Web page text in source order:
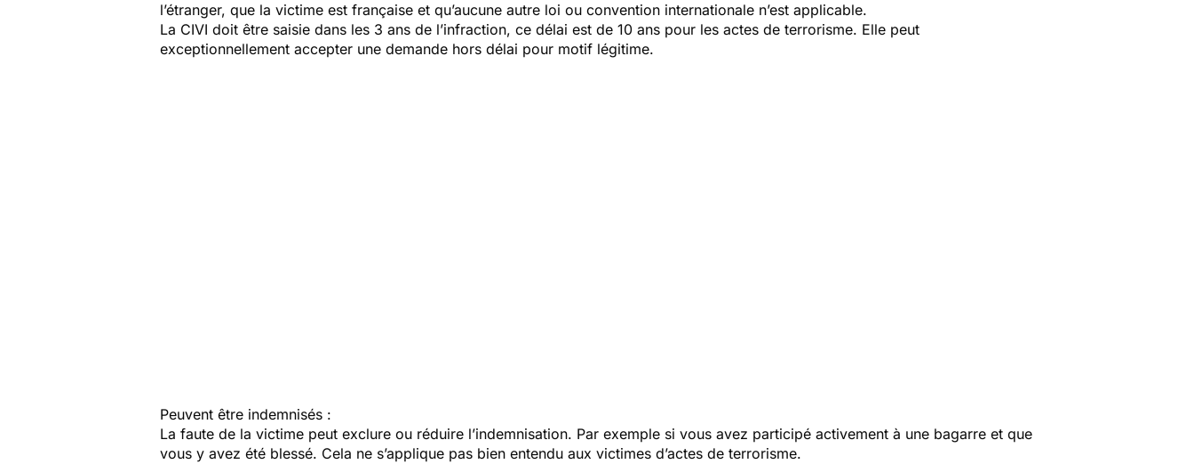
l’étranger, que la victime est française et qu’aucune autre loi ou convention internationale n’est applicable.
La CIVI doit être saisie dans les 3 ans de l’infraction, ce délai est de 10 ans pour les actes de terrorisme. Elle peut
exceptionnellement accepter une demande hors délai pour motif légitime.
Peuvent être indemnisés :
La faute de la victime peut exclure ou réduire l’indemnisation. Par exemple si vous avez participé activement à une bagarre et que
vous y avez été blessé. Cela ne s’applique pas bien entendu aux victimes d’actes de terrorisme.